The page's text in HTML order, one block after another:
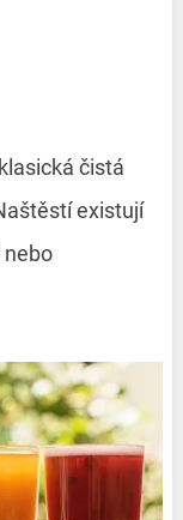
čistá
existují
nebo